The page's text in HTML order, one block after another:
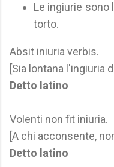
Le ingiurie sono
torto.
Absit iniuria verbis.
[Sia lontana l'ingiuria
Detto latino
Volenti non fit iniuria.
[A chi acconsente,
Detto latino